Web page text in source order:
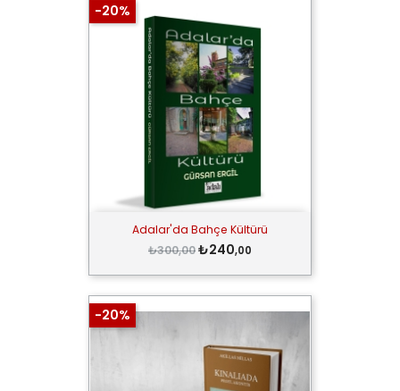
Adalar'da Bahçe Kültürü
₺300,00₺240,00
-20%
-20%